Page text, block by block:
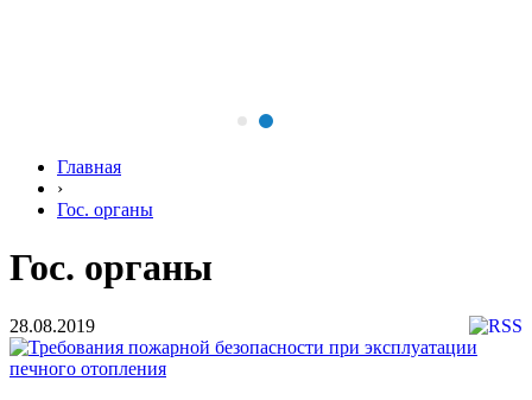
Главная
›
Гос. органы
Гос. органы
28.08.2019